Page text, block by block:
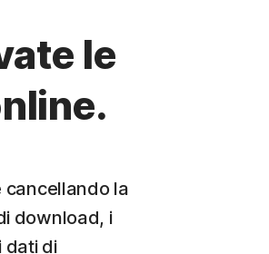
le
cancellando la
download, i
dati di